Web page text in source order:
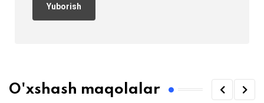
O'xshash maqolalar